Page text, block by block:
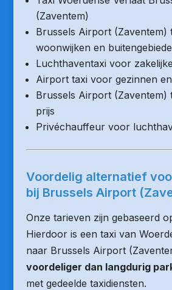
(Zaventem)
Brussels Airport (Zaventem)
woonwijken en
Luchthaventaxi voor
Airport taxi voor gezinnen
Brussels Airport (Zaventem)
prijs
Privéchauffeur voor
Voordelig alternatief
bij Brussels Airport
Onze tarieven zijn gebaseerd
Hierdoor is een taxi van
naar Brussels Airport
voordeliger dan langdurig
met gedeelde taxidiensten.